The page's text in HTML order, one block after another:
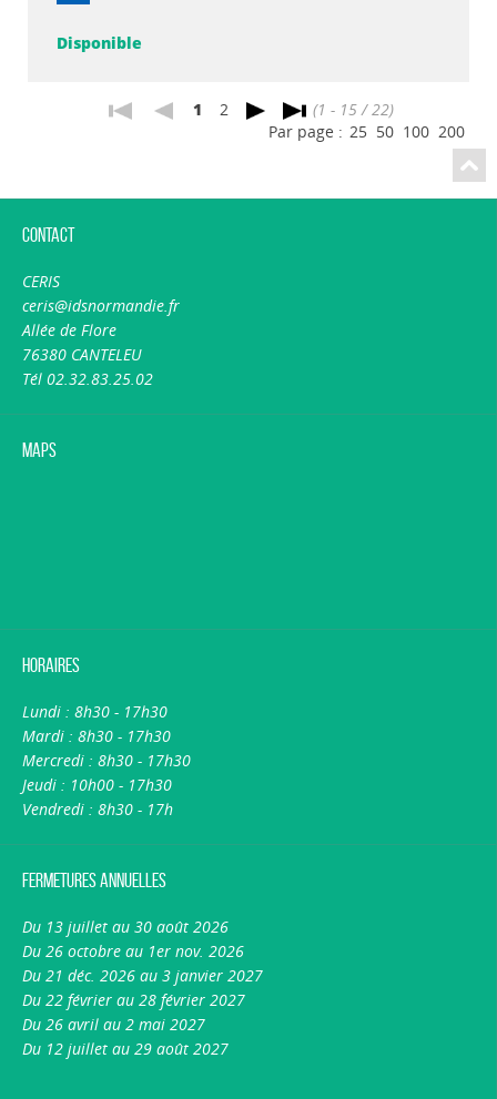
Disponible
1 2
(1 - 15 / 22)
Par page : 25 50 100 200
Contact
CERIS
ceris@idsnormandie.fr
Allée de Flore
76380 CANTELEU
Tél 02.32.83.25.02
Maps
Horaires
Lundi : 8h30 - 17h30
Mardi : 8h30 - 17h30
Mercredi : 8h30 - 17h30
Jeudi : 10h00 - 17h30
Vendredi : 8h30 - 17h
Fermetures annuelles
Du 13 juillet au 30 août 2026
Du 26 octobre au 1er nov. 2026
Du 21 déc. 2026 au 3 janvier 2027
Du 22 février au 28 février 2027
Du 26 avril au 2 mai 2027
Du 12 juillet au 29 août 2027